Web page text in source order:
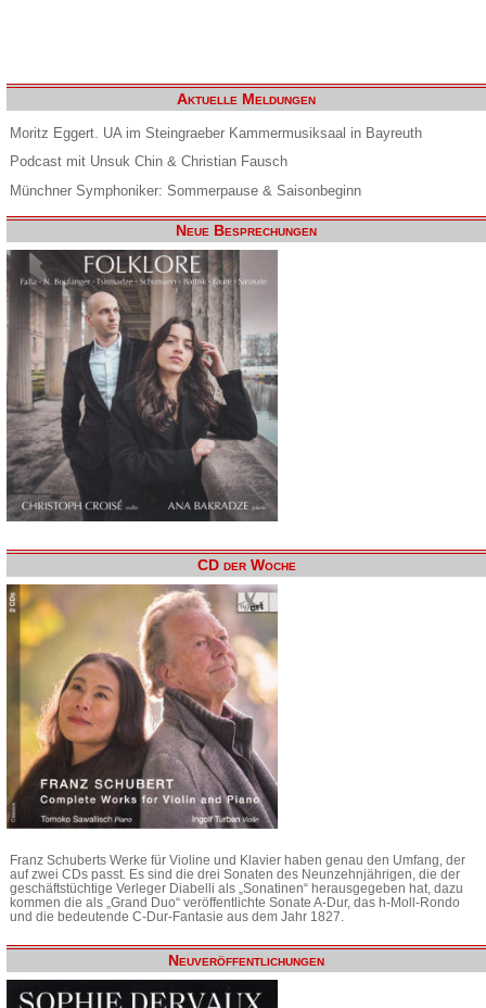
Aktuelle Meldungen
Moritz Eggert. UA im Steingraeber Kammermusiksaal in Bayreuth
Podcast mit Unsuk Chin & Christian Fausch
Münchner Symphoniker: Sommerpause & Saisonbeginn
Neue Besprechungen
CD der Woche
Franz Schuberts Werke für Violine und Klavier haben genau den Umfang, der
auf zwei CDs passt. Es sind die drei Sonaten des Neunzehnjährigen, die der
geschäftstüchtige Verleger Diabelli als „Sonatinen“ herausgegeben hat, dazu
kommen die als „Grand Duo“ veröffentlichte Sonate A-Dur, das h-Moll-Rondo
und die bedeutende C-Dur-Fantasie aus dem Jahr 1827.
Neuveröffentlichungen